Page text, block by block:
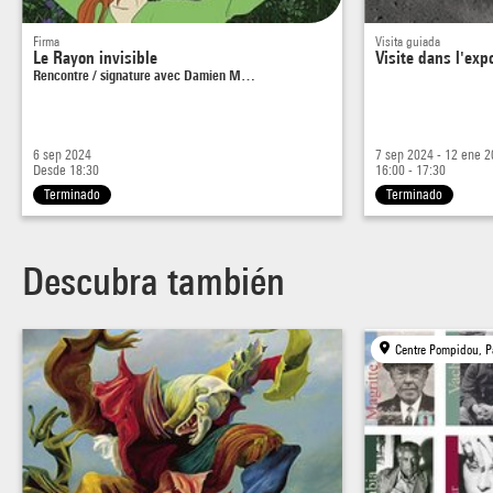
Firma
Le Rayon invisible
Rencontre / signature avec Damien M…
6 sep 2024
Desde 18:30
Terminado
Visita guiada
Visite dans
7 sep 2024 - 12 ene
16:00 - 17:30
Terminado
Descubra también
Centre Pompidou,